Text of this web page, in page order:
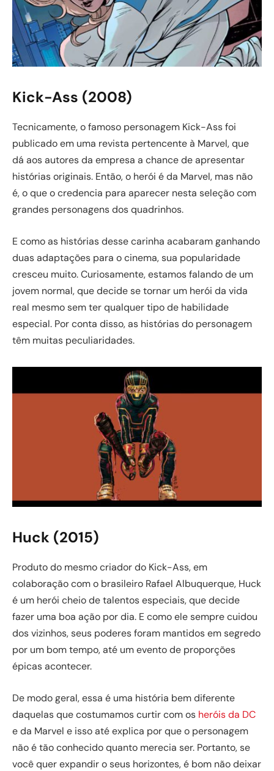
Kick-Ass (2008)
Tecnicamente, o famoso personagem Kick-Ass foi
publicado em uma revista pertencente à Marvel, que
dá aos autores da empresa a chance de apresentar
histórias originais. Então, o herói é da Marvel, mas não
é, o que o credencia para aparecer nesta seleção com
grandes personagens dos quadrinhos.
E como as histórias desse carinha acabaram ganhando
duas adaptações para o cinema, sua popularidade
cresceu muito. Curiosamente, estamos falando de um
jovem normal, que decide se tornar um herói da vida
real mesmo sem ter qualquer tipo de habilidade
especial. Por conta disso, as histórias do personagem
têm muitas peculiaridades.
Huck (2015)
Produto do mesmo criador do Kick-Ass, em
colaboração com o brasileiro Rafael Albuquerque, Huck
é um herói cheio de talentos especiais, que decide
fazer uma boa ação por dia. E como ele sempre cuidou
dos vizinhos, seus poderes foram mantidos em segredo
por um bom tempo, até um evento de proporções
épicas acontecer.
De modo geral, essa é uma história bem diferente
daquelas que costumamos curtir com os heróis da DC
e da Marvel e isso até explica por que o personagem
não é tão conhecido quanto merecia ser. Portanto, se
você quer expandir o seus horizontes, é bom não deixar